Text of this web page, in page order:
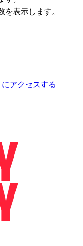
を表示します。
アクセスする